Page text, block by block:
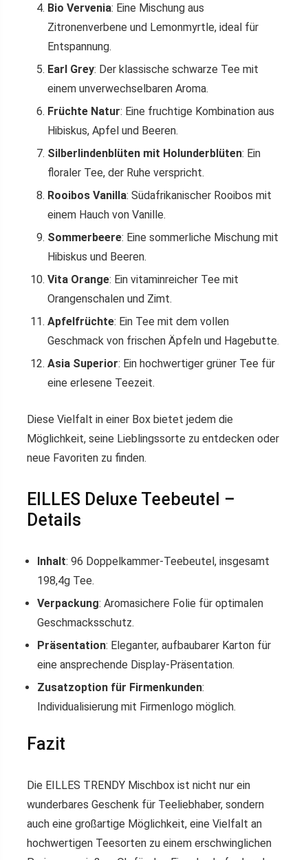
Bio Vervenia: Eine Mischung aus
Zitronenverbene und Lemonmyrtle, ideal für
Entspannung.
Earl Grey: Der klassische schwarze Tee mit
einem unverwechselbaren Aroma.
Früchte Natur: Eine fruchtige Kombination aus
Hibiskus, Apfel und Beeren.
Silberlindenblüten mit Holunderblüten: Ein
floraler Tee, der Ruhe verspricht.
Rooibos Vanilla: Südafrikanischer Rooibos mit
einem Hauch von Vanille.
Sommerbeere: Eine sommerliche Mischung mit
Hibiskus und Beeren.
Vita Orange: Ein vitaminreicher Tee mit
Orangenschalen und Zimt.
Apfelfrüchte: Ein Tee mit dem vollen
Geschmack von frischen Äpfeln und Hagebutte.
Asia Superior: Ein hochwertiger grüner Tee für
eine erlesene Teezeit.
Diese Vielfalt in einer Box bietet jedem die
Möglichkeit, seine Lieblingssorte zu entdecken oder
neue Favoriten zu finden.
EILLES Deluxe Teebeutel –
Details
Inhalt: 96 Doppelkammer-Teebeutel, insgesamt
198,4g Tee.
Verpackung: Aromasichere Folie für optimalen
Geschmacksschutz.
Präsentation: Eleganter, aufbaubarer Karton für
eine ansprechende Display-Präsentation.
Zusatzoption für Firmenkunden:
Individualisierung mit Firmenlogo möglich.
Fazit
Die EILLES TRENDY Mischbox ist nicht nur ein
wunderbares Geschenk für Teeliebhaber, sondern
auch eine großartige Möglichkeit, eine Vielfalt an
hochwertigen Teesorten zu einem erschwinglichen